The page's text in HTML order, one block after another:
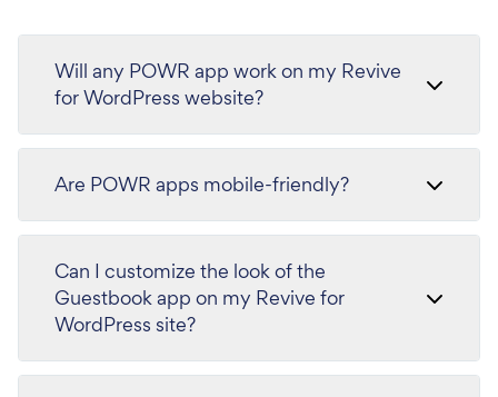
Will any POWR app work on my Revive
for WordPress website?
Are POWR apps mobile-friendly?
Can I customize the look of the
Guestbook app on my Revive for
WordPress site?